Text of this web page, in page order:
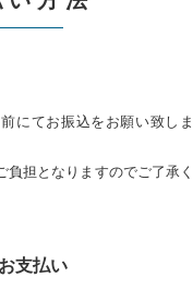
にてお振込をお願い致しま
担となりますのでご了承く
支払い